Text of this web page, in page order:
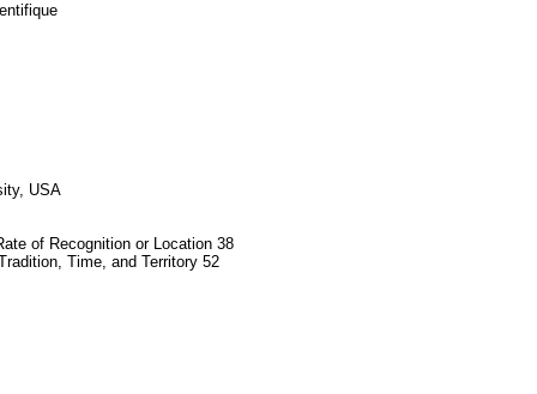
USA
of Recognition or Location 38
Time, and Territory 52